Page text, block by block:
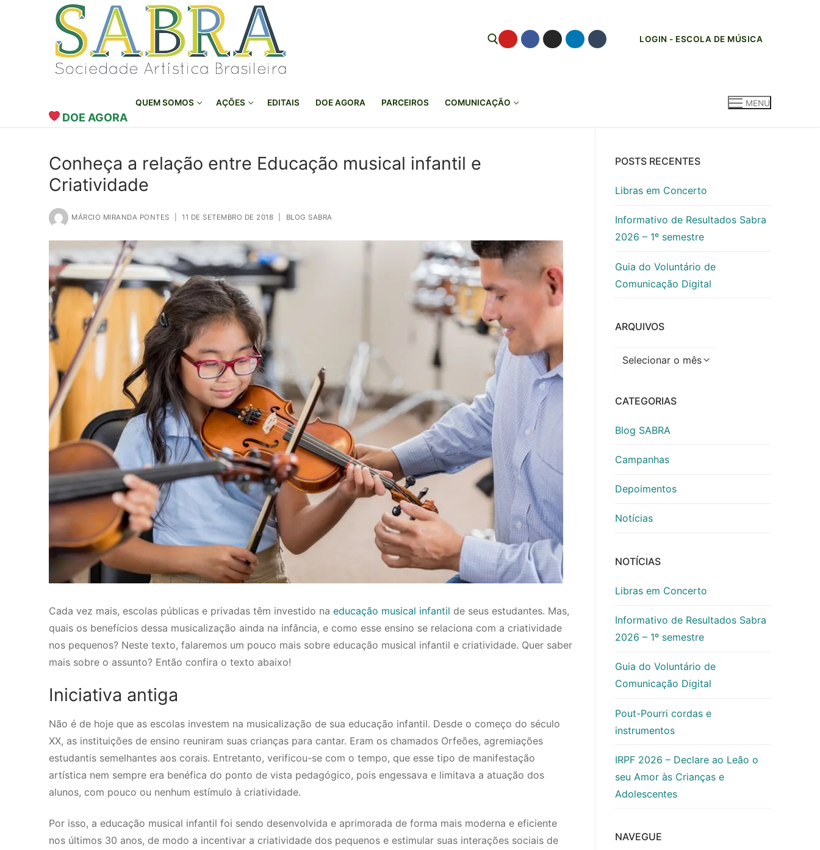
LOGIN - ESCOLA DE MÚSICA
DOE AGORA
QUEM SOMOS AÇÕES EDITAIS DOE AGORA PARCEIROS COMUNICAÇÃO MENU
Conheça a relação entre Educação musical infantil e
Criatividade
MÁRCIO MIRANDA PONTES 11 DE SETEMBRO DE 2018 BLOG SABRA
Cada vez mais, escolas públicas e privadas têm investido na educação musical infantil de seus estudantes. Mas,
quais os benefícios dessa musicalização ainda na infância, e como esse ensino se relaciona com a criatividade
nos pequenos? Neste texto, falaremos um pouco mais sobre educação musical infantil e criatividade. Quer saber
mais sobre o assunto? Então confira o texto abaixo!
Iniciativa antiga
Não é de hoje que as escolas investem na musicalização de sua educação infantil. Desde o começo do século
XX, as instituições de ensino reuniram suas crianças para cantar. Eram os chamados Orfeões, agremiações
estudantis semelhantes aos corais. Entretanto, verificou-se com o tempo, que esse tipo de manifestação
artística nem sempre era benéfica do ponto de vista pedagógico, pois engessava e limitava a atuação dos
alunos, com pouco ou nenhum estímulo à criatividade.
Por isso, a educação musical infantil foi sendo desenvolvida e aprimorada de forma mais moderna e eficiente
nos últimos 30 anos, de modo a incentivar a criatividade dos pequenos e estimular suas interações sociais de
POSTS RECENTES
Libras em Concerto
Informativo de Resultados Sabra
2026 – 1º semestre
Guia do Voluntário de
Comunicação Digital
ARQUIVOS
Arquivos
CATEGORIAS
Blog SABRA
Campanhas
Depoimentos
Notícias
NOTÍCIAS
Libras em Concerto
Informativo de Resultados Sabra
2026 – 1º semestre
Guia do Voluntário de
Comunicação Digital
Pout-Pourri cordas e
instrumentos
IRPF 2026 – Declare ao Leão o
seu Amor às Crianças e
Adolescentes
NAVEGUE